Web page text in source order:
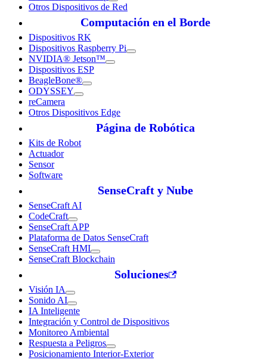
Otros Dispositivos de Red
Computación en el Borde
Dispositivos RK
Dispositivos Raspberry Pi
NVIDIA® Jetson™
Dispositivos ESP
BeagleBone®
ODYSSEY
reCamera
Otros Dispositivos Edge
Página de Robótica
Kits de Robot
Actuador
Sensor
Software
SenseCraft y Nube
SenseCraft AI
CodeCraft
SenseCraft APP
Plataforma de Datos SenseCraft
SenseCraft HMI
SenseCraft Blockchain
Soluciones
Visión IA
Sonido AI
IA Inteligente
Integración y Control de Dispositivos
Monitoreo Ambiental
Respuesta a Peligros
Posicionamiento Interior-Exterior